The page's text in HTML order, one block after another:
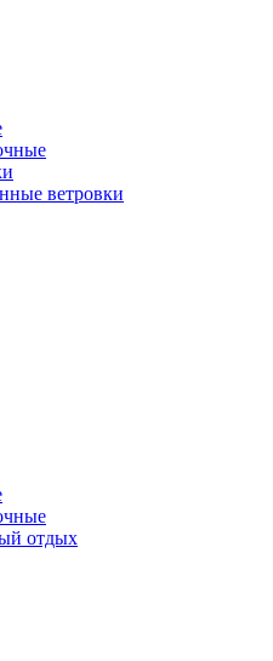
ветровки
отдых